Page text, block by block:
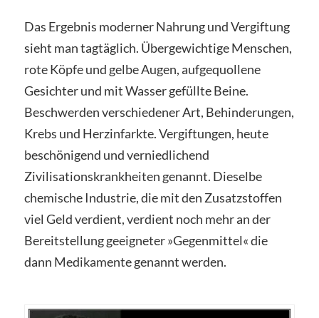
Das Ergebnis moderner Nahrung und Vergiftung
sieht man tagtäglich. Übergewichtige Menschen,
rote Köpfe und gelbe Augen, aufgequollene
Gesichter und mit Wasser gefüllte Beine.
Beschwerden verschiedener Art, Behinderungen,
Krebs und Herzinfarkte. Vergiftungen, heute
beschönigend und verniedlichend
Zivilisationskrankheiten genannt. Dieselbe
chemische Industrie, die mit den Zusatzstoffen
viel Geld verdient, verdient noch mehr an der
Bereitstellung geeigneter »Gegenmittel« die
dann Medikamente genannt werden.